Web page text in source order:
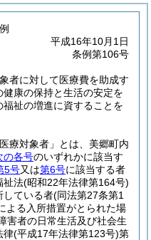
平成16年10月1日
条例第106号
者に対して医療費を助成す
康の保持と生活の安定を
祉の増進に資することを
療対象者」とは、美郷町内
の各号のいずれかに該当す
5号又は第6号に該当する者
祉法(昭和22年法律第164号)
している者(同法第27条第1
よる入所措置がとられた場
害者の日常生活及び社会生
律(平成17年法律第123号)第